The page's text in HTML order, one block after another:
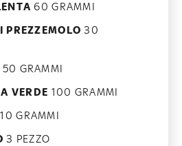
60 GRAMMI
PREZZEMOLO 30
GRAMMI
VERDE 100 GRAMMI
10 GRAMMI
3 PEZZO